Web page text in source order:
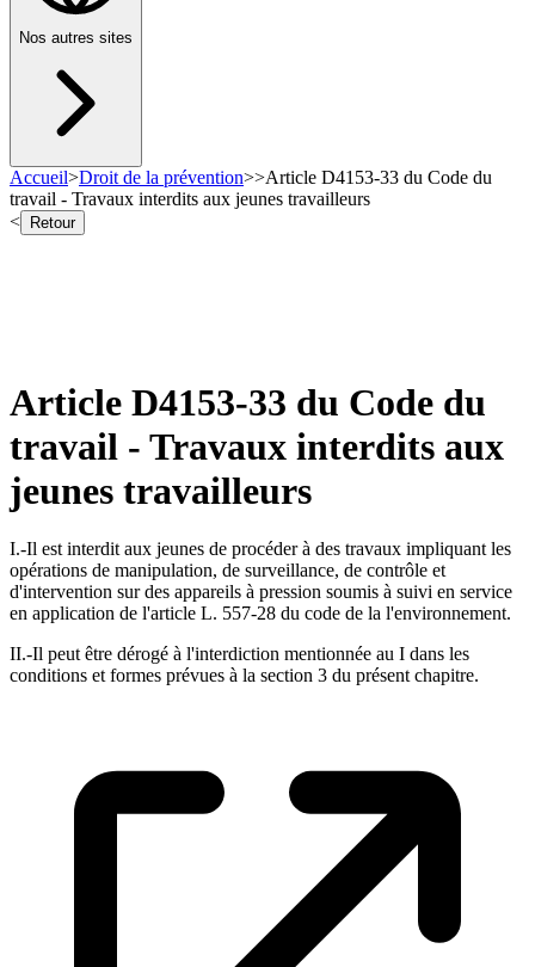
Nos autres sites
Accueil>Droit de la prévention>>Article D4153-33 du Code du
travail - Travaux interdits aux jeunes travailleurs
<
Retour
Article D4153-33 du Code du
travail - Travaux interdits aux
jeunes travailleurs
I.-Il est interdit aux jeunes de procéder à des travaux impliquant les
opérations de manipulation, de surveillance, de contrôle et
d'intervention sur des appareils à pression soumis à suivi en service
en application de l'article L. 557-28 du code de la l'environnement.
II.-Il peut être dérogé à l'interdiction mentionnée au I dans les
conditions et formes prévues à la section 3 du présent chapitre.